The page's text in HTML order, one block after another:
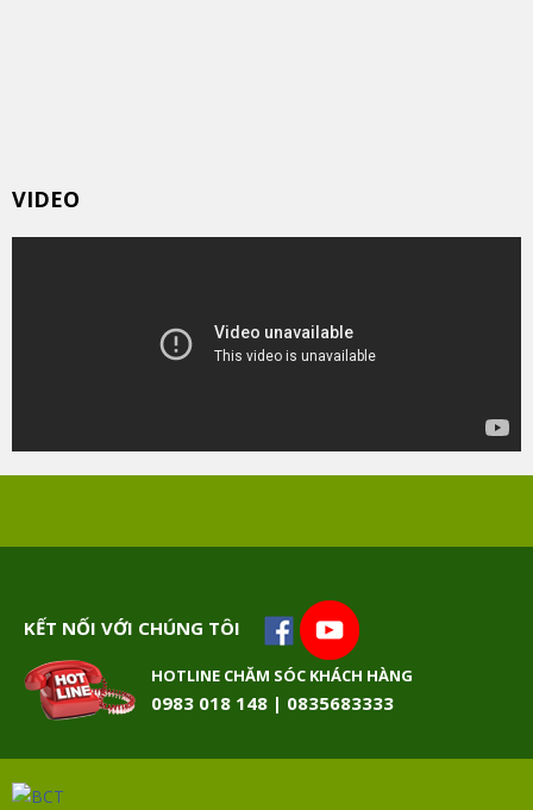
VIDEO
KẾT NỐI VỚI CHÚNG TÔI
HOTLINE CHĂM SÓC KHÁCH HÀNG
0983 018 148 | 0835683333